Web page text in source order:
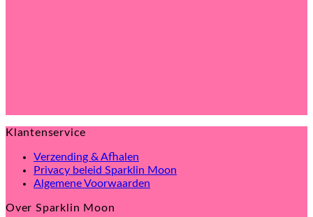
Klantenservice
Verzending & Afhalen
Privacy beleid Sparklin Moon
Algemene Voorwaarden
Over Sparklin Moon